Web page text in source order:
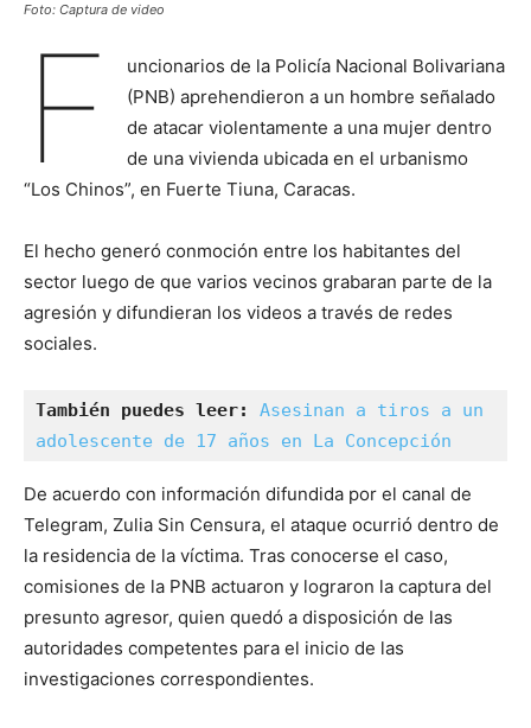
Foto: Captura de video
F
uncionarios de la Policía Nacional Bolivariana
(PNB) aprehendieron a un hombre señalado
de atacar violentamente a una mujer dentro
de una vivienda ubicada en el urbanismo
“Los Chinos”, en Fuerte Tiuna, Caracas.
El hecho generó conmoción entre los habitantes del
sector luego de que varios vecinos grabaran parte de la
agresión y difundieran los videos a través de redes
sociales.
También puedes leer:
Asesinan a tiros a un
adolescente de 17 años en La Concepción
De acuerdo con información difundida por el canal de
Telegram, Zulia Sin Censura, el ataque ocurrió dentro de
la residencia de la víctima. Tras conocerse el caso,
comisiones de la PNB actuaron y lograron la captura del
presunto agresor, quien quedó a disposición de las
autoridades competentes para el inicio de las
investigaciones correspondientes.